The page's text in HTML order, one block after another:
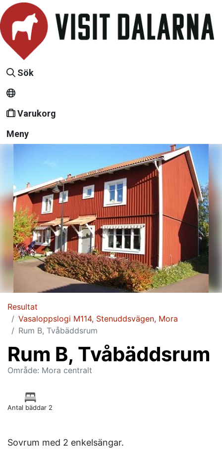
Sök
Varukorg
Meny
Resultat
Vasaloppslogi M114, Stenuddsvägen, Mora
Rum B, Tvåbäddsrum
Rum B, Tvåbäddsrum
Område: Mora centralt
Antal bäddar 2
Sovrum med 2 enkelsängar.